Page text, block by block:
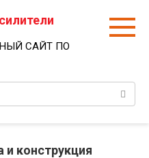
САЙТ ПО
и конструкция